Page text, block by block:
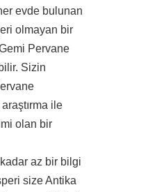
evde bulunan
olmayan bir
Pervane
Sizin
ile
olan bir
kadar az bir bilgi
size Antika